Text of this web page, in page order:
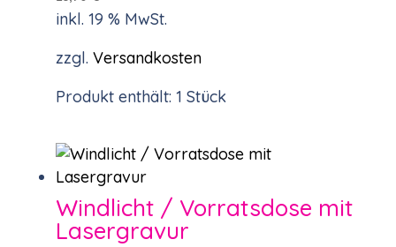
inkl. 19 % MwSt.
zzgl. Versandkosten
Produkt enthält: 1 Stück
Windlicht / Vorratsdose mit
Lasergravur